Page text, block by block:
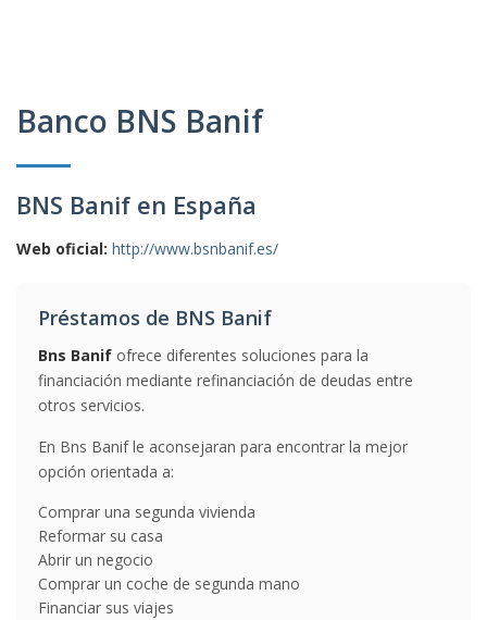
Banco BNS Banif
BNS Banif en España
Web oficial: http://www.bsnbanif.es/
Préstamos de BNS Banif
Bns Banif ofrece diferentes soluciones para la
financiación mediante refinanciación de deudas entre
otros servicios.
En Bns Banif le aconsejaran para encontrar la mejor
opción orientada a:
Comprar una segunda vivienda
Reformar su casa
Abrir un negocio
Comprar un coche de segunda mano
Financiar sus viajes